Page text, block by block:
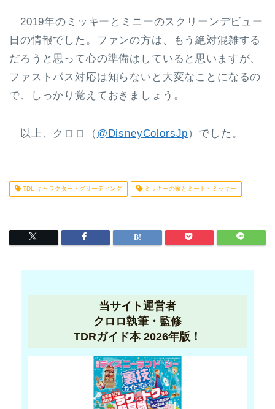
2019年のミッキーとミニーのスクリーンデビュー
日の情報でした。ファンの方は、もう絶対混雑する
だろうと思って心の準備はしていると思いますが、
ファストパス対応は知らないと大変なことになるの
で、しっかり覚えておきましょう。
以上、クロロ（ @DisneyColorsJp）でした。
TDL キャラクター・グリーティング ミッキーの家とミート・ミッキー
当サイト運営者
クロロ執筆・監修
TDRガイド本 2026年版！